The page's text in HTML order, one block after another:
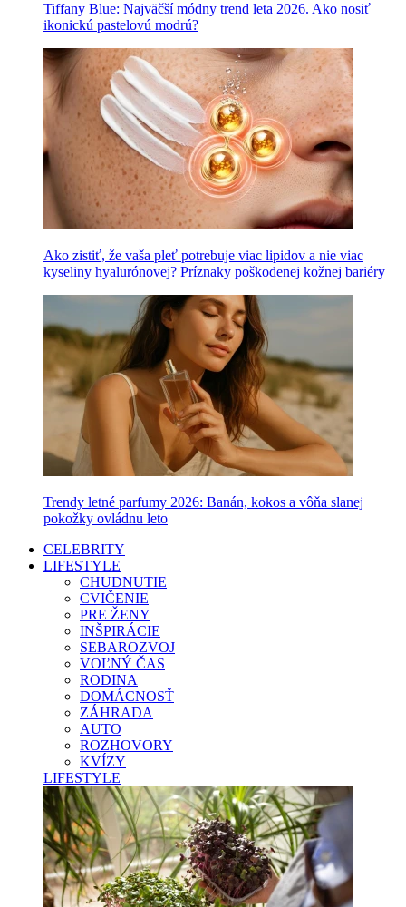
Tiffany Blue: Najväčší módny trend leta 2026. Ako nosiť
ikonickú pastelovú modrú?
Ako zistiť, že vaša pleť potrebuje viac lipidov a nie viac
kyseliny hyalurónovej? Príznaky poškodenej kožnej bariéry
Trendy letné parfumy 2026: Banán, kokos a vôňa slanej
pokožky ovládnu leto
CELEBRITY
LIFESTYLE
CHUDNUTIE
CVIČENIE
PRE ŽENY
INŠPIRÁCIE
SEBAROZVOJ
VOĽNÝ ČAS
RODINA
DOMÁCNOSŤ
ZÁHRADA
AUTO
ROZHOVORY
KVÍZY
LIFESTYLE